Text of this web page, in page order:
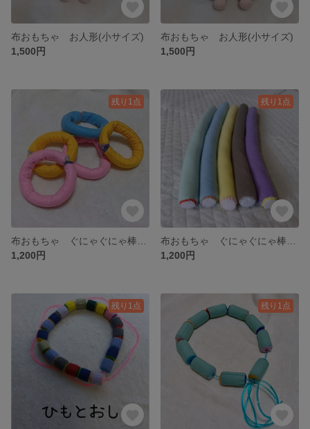
布おもちゃ お人形(小サイズ)
1,500円
布おもちゃ お人形(小サイズ)
1,500円
残り1点
1,200円
残り1点
1,200円
残り1点 残り1点